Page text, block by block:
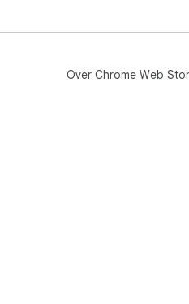
Over Chrome Web